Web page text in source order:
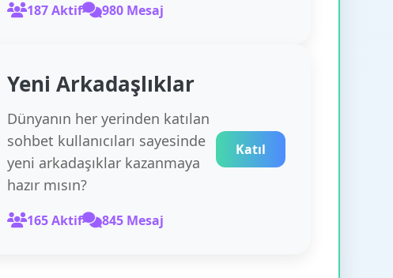
187 Aktif 980 Mesaj
Yeni Arkadaşlıklar
Dünyanın her yerinden katılan
sohbet kullanıcıları sayesinde
yeni arkadaşıklar kazanmaya
hazır mısın?
165 Aktif 845 Mesaj
Katıl